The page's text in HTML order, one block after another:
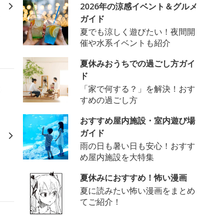
2026年の涼感イベント＆グルメ
ガイド
夏でも涼しく遊びたい！夜間開
催や水系イベントも紹介
夏休みおうちでの過ごし方ガイ
ド
「家で何する？」を解決！おす
すめの過ごし方
おすすめ屋内施設・室内遊び場
ガイド
雨の日も暑い日も安心！おすす
め屋内施設を大特集
夏休みにおすすめ！怖い漫画
夏に読みたい怖い漫画をまとめ
てご紹介！